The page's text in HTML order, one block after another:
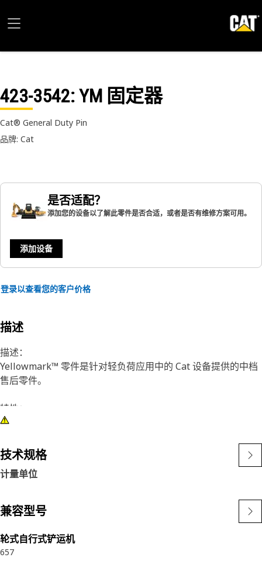
423-3542: YM 固定器
Cat® General Duty Pin
品牌: Cat
是否适配？
添加您的设备以了解此零件是否合适，或者是否有维修方案可用。
添加设备
登录以查看您的客户价格
描述
描述：
Yellowmark™ 零件是针对轻负荷应用中的 Cat 设备提供的中档
售后零件。
特性：
Yellowmark™ 零件的外形、适合性和功能与优质 Cat 零件完全
Yellowmark™ 零件还具有自己的保固声明。
建议应用：
有关 Yellowmark 的更多信息
技术规格
计量单位
兼容型号
轮式自行式铲运机
657